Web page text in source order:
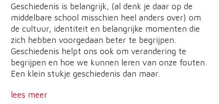
Geschiedenis is belangrijk, (al denk je daar op de
middelbare school misschien heel anders over) om
de cultuur, identiteit en belangrijke momenten die
zich hebben voorgedaan beter te begrijpen.
Geschiedenis helpt ons ook om verandering te
begrijpen en hoe we kunnen leren van onze fouten.
Een klein stukje geschiedenis dan maar.
lees meer